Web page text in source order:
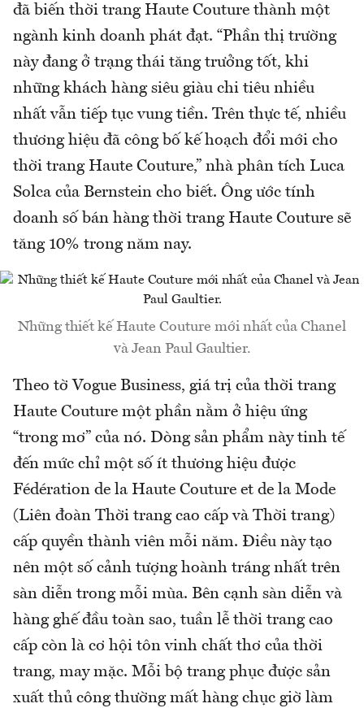
đã biến thời trang Haute Couture thành một
ngành kinh doanh phát đạt. “Phần thị trường
này đang ở trạng thái tăng trưởng tốt, khi
những khách hàng siêu giàu chi tiêu nhiều
nhất vẫn tiếp tục vung tiền. Trên thực tế, nhiều
thương hiệu đã công bố kế hoạch đổi mới cho
thời trang Haute Couture,” nhà phân tích Luca
Solca của Bernstein cho biết. Ông ước tính
doanh số bán hàng thời trang Haute Couture sẽ
tăng 10% trong năm nay.
Những thiết kế Haute Couture mới nhất của Chanel
và Jean Paul Gaultier.
Theo tờ Vogue Business, giá trị của thời trang
Haute Couture một phần nằm ở hiệu ứng
“trong mơ” của nó. Dòng sản phẩm này tinh tế
đến mức chỉ một số ít thương hiệu được
Fédération de la Haute Couture et de la Mode
(Liên đoàn Thời trang cao cấp và Thời trang)
cấp quyền thành viên mỗi năm. Điều này tạo
nên một số cảnh tượng hoành tráng nhất trên
sàn diễn trong mỗi mùa. Bên cạnh sàn diễn và
hàng ghế đầu toàn sao, tuần lễ thời trang cao
cấp còn là cơ hội tôn vinh chất thơ của thời
trang, may mặc. Mỗi bộ trang phục được sản
xuất thủ công thường mất hàng chục giờ làm